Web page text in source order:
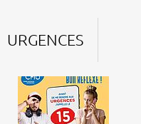
URGENCES